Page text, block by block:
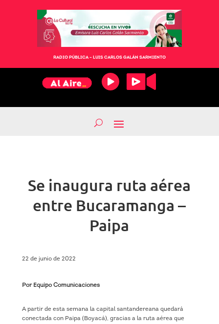
RADIO PÚBLICA – LUIS CARLOS GALÁN SARMIENTO
Se inaugura ruta aérea
entre Bucaramanga –
Paipa
22 de junio de 2022
Por Equipo Comunicaciones
A partir de esta semana la capital santandereana quedará
conectada con Paipa (Boyacá), gracias a la ruta aérea que